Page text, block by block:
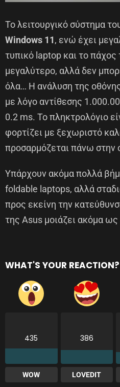
Το λειτουργικό σύστημα
Windows 11, ενώ έχει
τυπικό laptop και το πάχος
μεγαλύτερο, αλλά δεν
όλα… Η ανάλυση της οθόνης
με λόγο αντίθεσης
0.2 ms. To πληκτρολόγιο
φορτίζει με ξεχωριστό
προσαρμόζεται πάνω στην
Υπάρχουν ακόμα πολλά
foldable laptops, αλλά
προς εκείνη την
της Asus μοιάζει ακόμα
WHAT'S YOUR REACTION?
435
WOW
386
LOVEDIT